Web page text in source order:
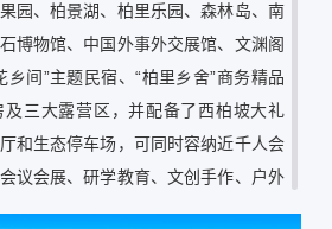
园、柏景湖、柏里乐园、森林岛、南
博物馆、中国外事外交展馆、文渊阁
间”主题民宿、“柏里乡舍”商务精品
三大露营区，并配备了西柏坡大礼
和生态停车场，可同时容纳近千人会
议会展、研学教育、文创手作、户外
乐等多功能于一体的高端生态休闲度